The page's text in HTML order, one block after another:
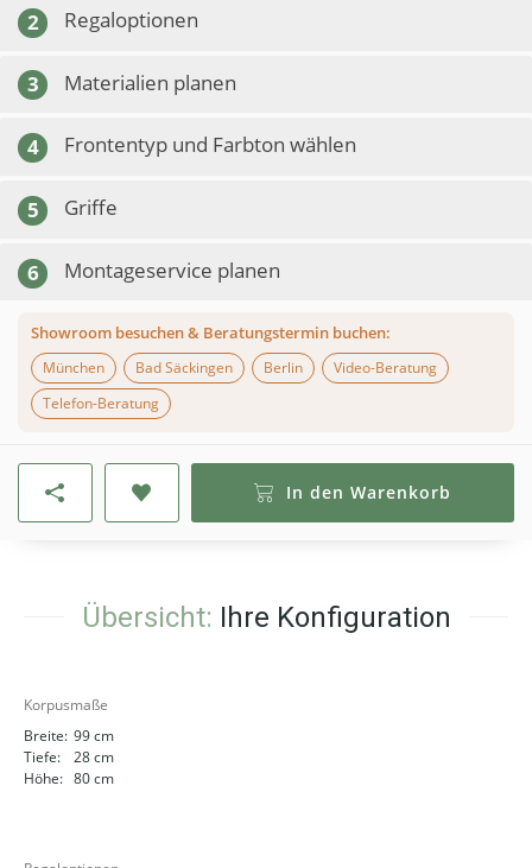
2 Regaloptionen
3 Materialien planen
4 Frontentyp und Farbton wählen
5 Griffe
6 Montageservice planen
Showroom besuchen & Beratungstermin buchen:
München
Bad Säckingen Berlin
Video-Beratung
Telefon-Beratung
In den Warenkorb
Übersicht: Ihre Konfiguration
Korpusmaße
Breite: 99 cm
Tiefe:
28 cm
Höhe: 80 cm